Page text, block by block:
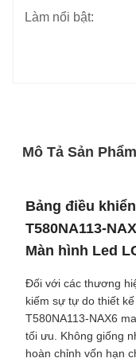
Làm nổi bật:
Mô Tả Sản Phẩm
Bảng điều
T580NA113-
Màn hình Led
Đối với các thương
kiếm sự tự do thiết
T580NA113-NAX6
tối ưu. Không giống
hoàn chỉnh vốn hạn